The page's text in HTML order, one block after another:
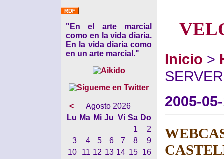
"En el arte marcial
como en la vida diaria.
En la vida diaria como
en un arte marcial."
<
Agosto 2026
Lu Ma Mi Ju Vi Sa Do
1
2
3
4 5 6 7 8
9
10
11 12 13 14 15
16
Inicio >
2005-